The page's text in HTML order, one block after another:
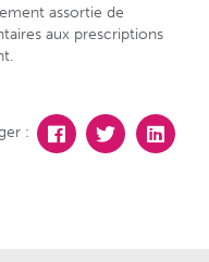
assortie de
aux prescriptions
: